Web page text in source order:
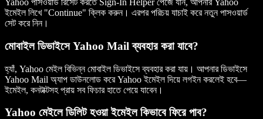
Yahoo পাসওয়ার্ড রিসেট করতে Sign-In Helper পেজে যান, আপনার Yahoo
ইমেইল লিখে "Continue" ক্লিক করুন। এরপর পরিচয় যাচাই করে নতুন পাসওয়ার্ড
সেট করে নিন।
মোবাইল ডিভাইসে Yahoo Mail ব্যবহার করা যাবে?
হ্যাঁ, Yahoo মেইল বিভিন্ন মোবাইল ডিভাইসে ব্যবহার করা যায়। আপনার ডিভাইসে
Yahoo Mail অ্যাপ ডাউনলোড করে Yahoo ইমেইল দিয়ে লগইন করলেই হবে—
ইমেইল, কনটাক্টসহ প্রায় সব ফিচার হাতে পেয়ে যাবেন।
Yahoo মেইলে ডিলিট হওয়া ইমেইল কিভাবে ফিরে পাব?